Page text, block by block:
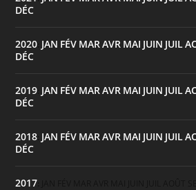
DÉC
2020 JAN FÉV MARAVR MAI JUIN JUIL
DÉC
2019 JAN FÉV MARAVR MAI JUIN JUIL
DÉC
2018 JAN FÉV MARAVR MAI JUIN JUIL
DÉC
2017